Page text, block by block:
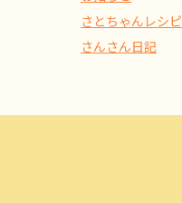
さとちゃんレシピ
さんさん日記